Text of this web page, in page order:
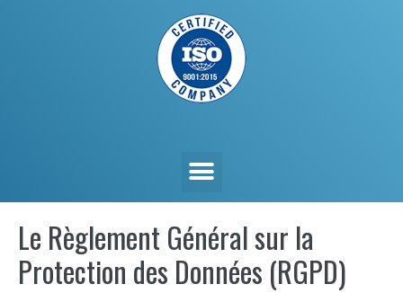
Le Règlement Général sur la
Protection des Données (RGPD)